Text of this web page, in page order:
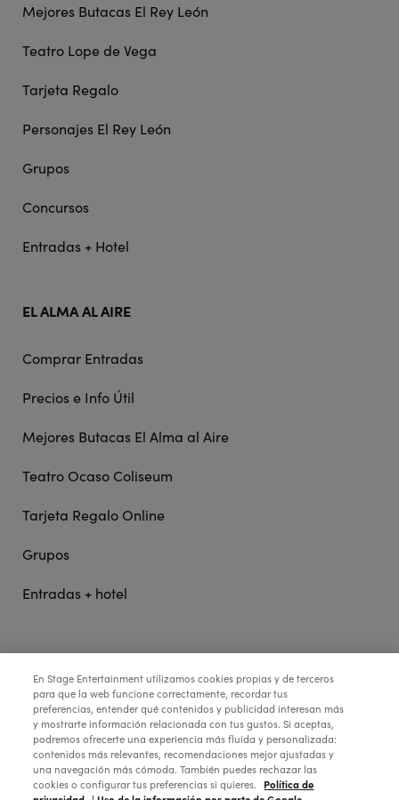
Mejores Butacas El Rey León
Teatro Lope de Vega
Tarjeta Regalo
Personajes El Rey León
Grupos
Concursos
Entradas + Hotel
EL ALMA AL AIRE
Comprar Entradas
Precios e Info Útil
Mejores Butacas El Alma al Aire
Teatro Ocaso Coliseum
Tarjeta Regalo Online
Grupos
Entradas + hotel
STAGE ENTERTAINMENT
COLABORA:
En Stage Entertainment utilizamos cookies propias y de terceros
para que la web funcione correctamente, recordar tus
preferencias, entender qué contenidos y publicidad interesan más
y mostrarte información relacionada con tus gustos. Si aceptas,
podremos ofrecerte una experiencia más fluida y personalizada:
contenidos más relevantes, recomendaciones mejor ajustadas y
una navegación más cómoda. También puedes rechazar las
cookies o configurar tus preferencias si quieres.
Política de